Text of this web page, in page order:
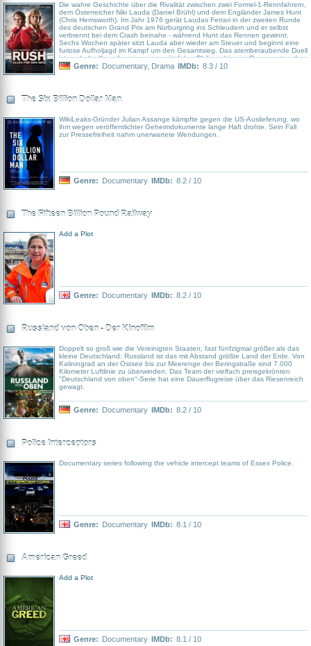
Die wahre Geschichte über die Rivalität zwischen zwei Formel-1-Rennfahrern,
dem Österreicher Niki Lauda (Daniel Brühl) und dem Engländer James Hunt
(Chris Hemsworth). Im Jahr 1976 gerät Laudas Ferrari in der zweiten Runde
des deutschen Grand Prix am Nürburgring ins Schleudern und er selbst
verbrennt bei dem Crash beinahe - während Hunt das Rennen gewinnt.
Sechs Wochen später sitzt Lauda aber wieder am Steuer und beginnt eine
furiose Aufholjagd im Kampf um den Gesamtsieg. Das atemberaubende Duell
ist auch der Kampf zweier gegensätzlicher Philosophien im Rennsport: auf
der einen Seite der englische Playboy und Frauenschwarm Hunt, der mit dem
in den USA, doch damit ist die denkwürdige Rennsaison noch nicht gelaufen
…
Genre: Documentary, Drama IMDb: 8.3 / 10
The Six Billion Dollar Man
WikiLeaks-Gründer Julian Assange kämpfte gegen die US-Auslieferung, wo
ihm wegen veröffentlichter Geheimdokumente lange Haft drohte. Sein Fall
zur Pressefreiheit nahm unerwartete Wendungen.
Genre: Documentary IMDb: 8.2 / 10
The Fifteen Billion Pound Railway
Add a Plot
Genre: Documentary IMDb: 8.2 / 10
Russland von Oben - Der Kinofilm
Doppelt so groß wie die Vereinigten Staaten, fast fünfzigmal größer als das
kleine Deutschland: Russland ist das mit Abstand größte Land der Erde. Von
Kaliningrad an der Ostsee bis zur Meerenge der Beringstraße sind 7.000
Kilometer Luftlinie zu überwinden. Das Team der vielfach preisgekrönten
"Deutschland von oben"-Serie hat eine Dauerflugreise über das Riesenreich
gewagt.
Genre: Documentary IMDb: 8.2 / 10
Police Interceptors
Documentary series following the vehicle intercept teams of Essex Police.
Genre: Documentary IMDb: 8.1 / 10
American Greed
Add a Plot
Genre: Documentary IMDb: 8.1 / 10